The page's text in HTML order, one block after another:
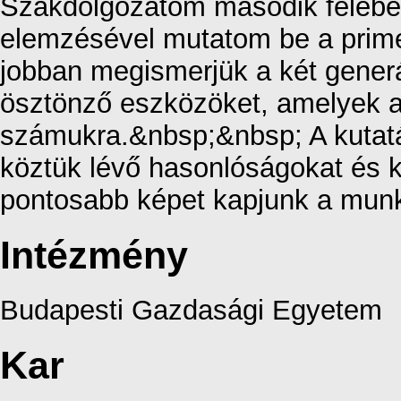
Szakdolgozatom második
elemzésével mutatom be a
jobban megismerjük a két
ösztönző eszközöket, amelyek
számukra.&nbsp;&nbsp; A
köztük lévő hasonlóságokat és
pontosabb képet kapjunk a
Intézmény
Budapesti Gazdasági Egyetem
Kar